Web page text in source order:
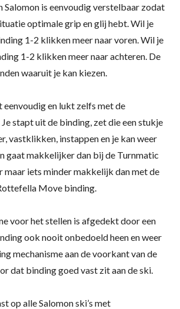
Salomon is eenvoudig verstelbaar zodat
optimale grip en glij hebt. Wil je
1-2 klikken meer naar voren. Wil je
1-2 klikken meer naar achteren. De
waaruit je kan kiezen.
en lukt zelfs met de
Je stapt uit de binding, zet die een stukje
vastklikken, instappen en je kan weer
gaat makkelijker dan bij de Turnmatic
maar iets minder makkelijk dan met de
Move binding.
voor het stellen is afgedekt door een
ook nooit onbedoeld heen en weer
mechanisme aan de voorkant van de
dat binding goed vast zit aan de ski.
op alle Salomon ski’s met